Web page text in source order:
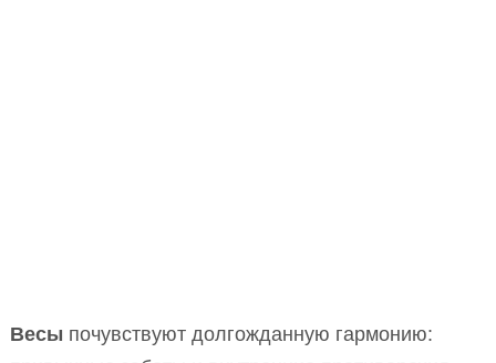
Весы почувствуют долгожданную гармонию: